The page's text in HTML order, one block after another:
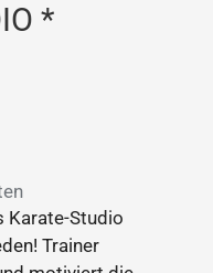
*
Karate-Studio
Trainer